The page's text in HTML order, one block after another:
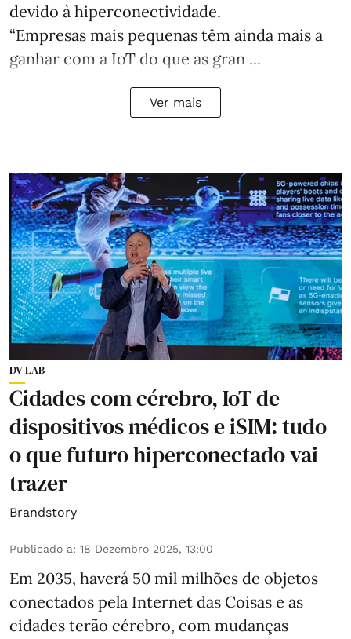
devido à hiperconectividade.
“Empresas mais pequenas têm ainda mais a
ganhar com a IoT do que as gran ...
Ver mais
DV LAB
Cidades com cérebro, IoT de
dispositivos médicos e iSIM: tudo
o que futuro hiperconectado vai
trazer
Brandstory
Publicado a: 18 Dezembro 2025, 13:00
Em 2035, haverá 50 mil milhões de objetos
conectados pela Internet das Coisas e as
cidades terão cérebro, com mudanças